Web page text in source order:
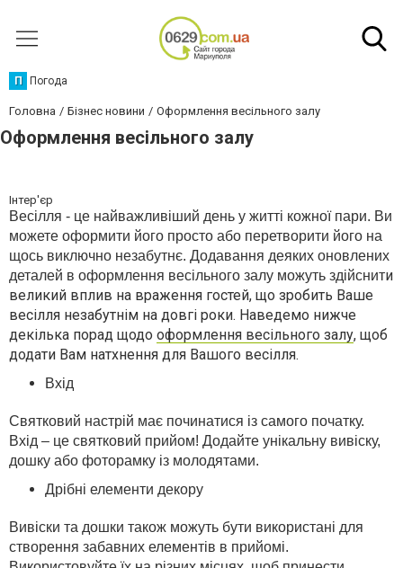
П Погода
Головна Бізнес новини Оформлення весільного залу
Оформлення весільного залу
Інтер'єр
Весілля - це найважливіший день у житті кожної пари. Ви
можете оформити його просто або перетворити його на
щось виключно незабутнє. Додавання деяких оновлених
деталей в оформлення весільного залу можуть здійснити
великий вплив на враження гостей, що зробить Ваше
весілля незабутнім на довгі роки. Наведемо нижче
декілька порад щодо оформлення весільного залу, щоб
додати Вам натхнення для Вашого весілля.
Вхід
Святковий настрій має починатися із самого початку.
Вхід – це святковий прийом! Додайте унікальну вивіску,
дошку або фоторамку із молодятами.
Дрібні елементи декору
Вивіски та дошки також можуть бути використані для
створення забавних елементів в прийомі.